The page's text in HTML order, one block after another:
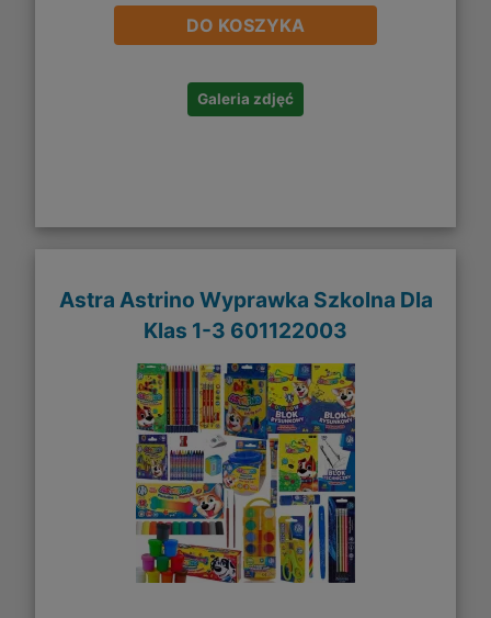
DO KOSZYKA
Galeria zdjęć
Astra Astrino Wyprawka Szkolna Dla
Klas 1-3 601122003